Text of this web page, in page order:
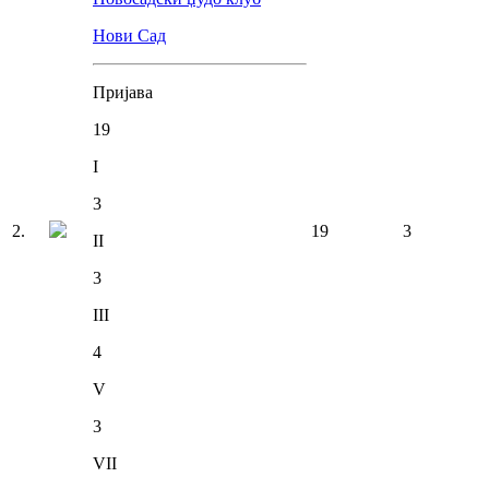
2.
Нови Сад
Пријава
19
I
3
II
3
III
4
V
3
VII
19 3